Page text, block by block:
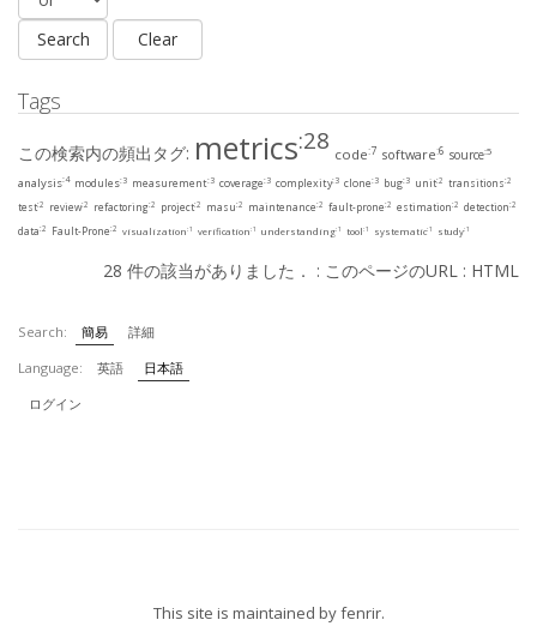
Tags
この検索内の頻出タグ: metrics:28 code:7 software:6 source:5
analysis:4 modules:3 measurement:3 coverage:3 complexity:3 clone:3 bug:3 unit:2 transitions:2
test:2 review:2 refactoring:2 project:2 masu:2 maintenance:2 fault-prone:2 estimation:2 detection:2
data:2 Fault-Prone:2 visualization:1 verification:1 understanding:1 tool:1 systematic:1 study:1
28 件の該当がありました． : このページのURL : HTML
Search: 簡易
詳細
Language:
英語
日本語
ログイン
This site is maintained byfenrir.